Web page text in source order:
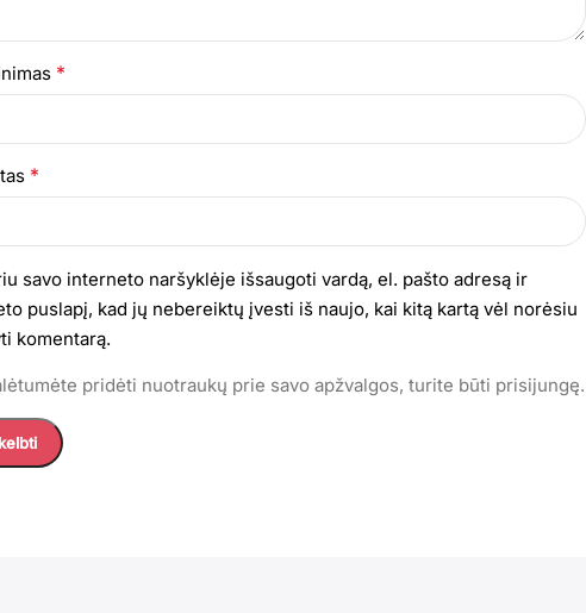
*
*
savo interneto naršyklėje išsaugoti vardą, el. pašto adresą ir
puslapį, kad jų nebereiktų įvesti iš naujo, kai kitą kartą vėl norėsiu
komentarą.
pridėti nuotraukų prie savo apžvalgos, turite būti prisijungę.